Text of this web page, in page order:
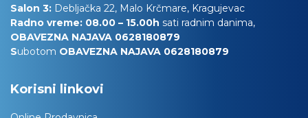
Salon 3: Debljačka 22, Malo Krčmare, Kragujevac
Radno vreme: 08.00 – 15.00h sati radnim danima,
OBAVEZNA NAJAVA 0628180879
Subotom OBAVEZNA NAJAVA 0628180879
Korisni linkovi